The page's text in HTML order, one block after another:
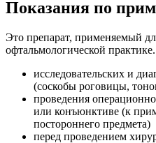
Показания по
Это препарат, применяемый
офтальмологической
исследовательских и
(соскобы роговицы,
проведения
или конъюнктиве (к
постороннего предмета)
перед проведением